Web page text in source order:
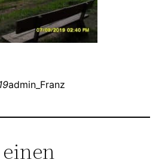
admin_Franz